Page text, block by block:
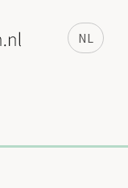
NL